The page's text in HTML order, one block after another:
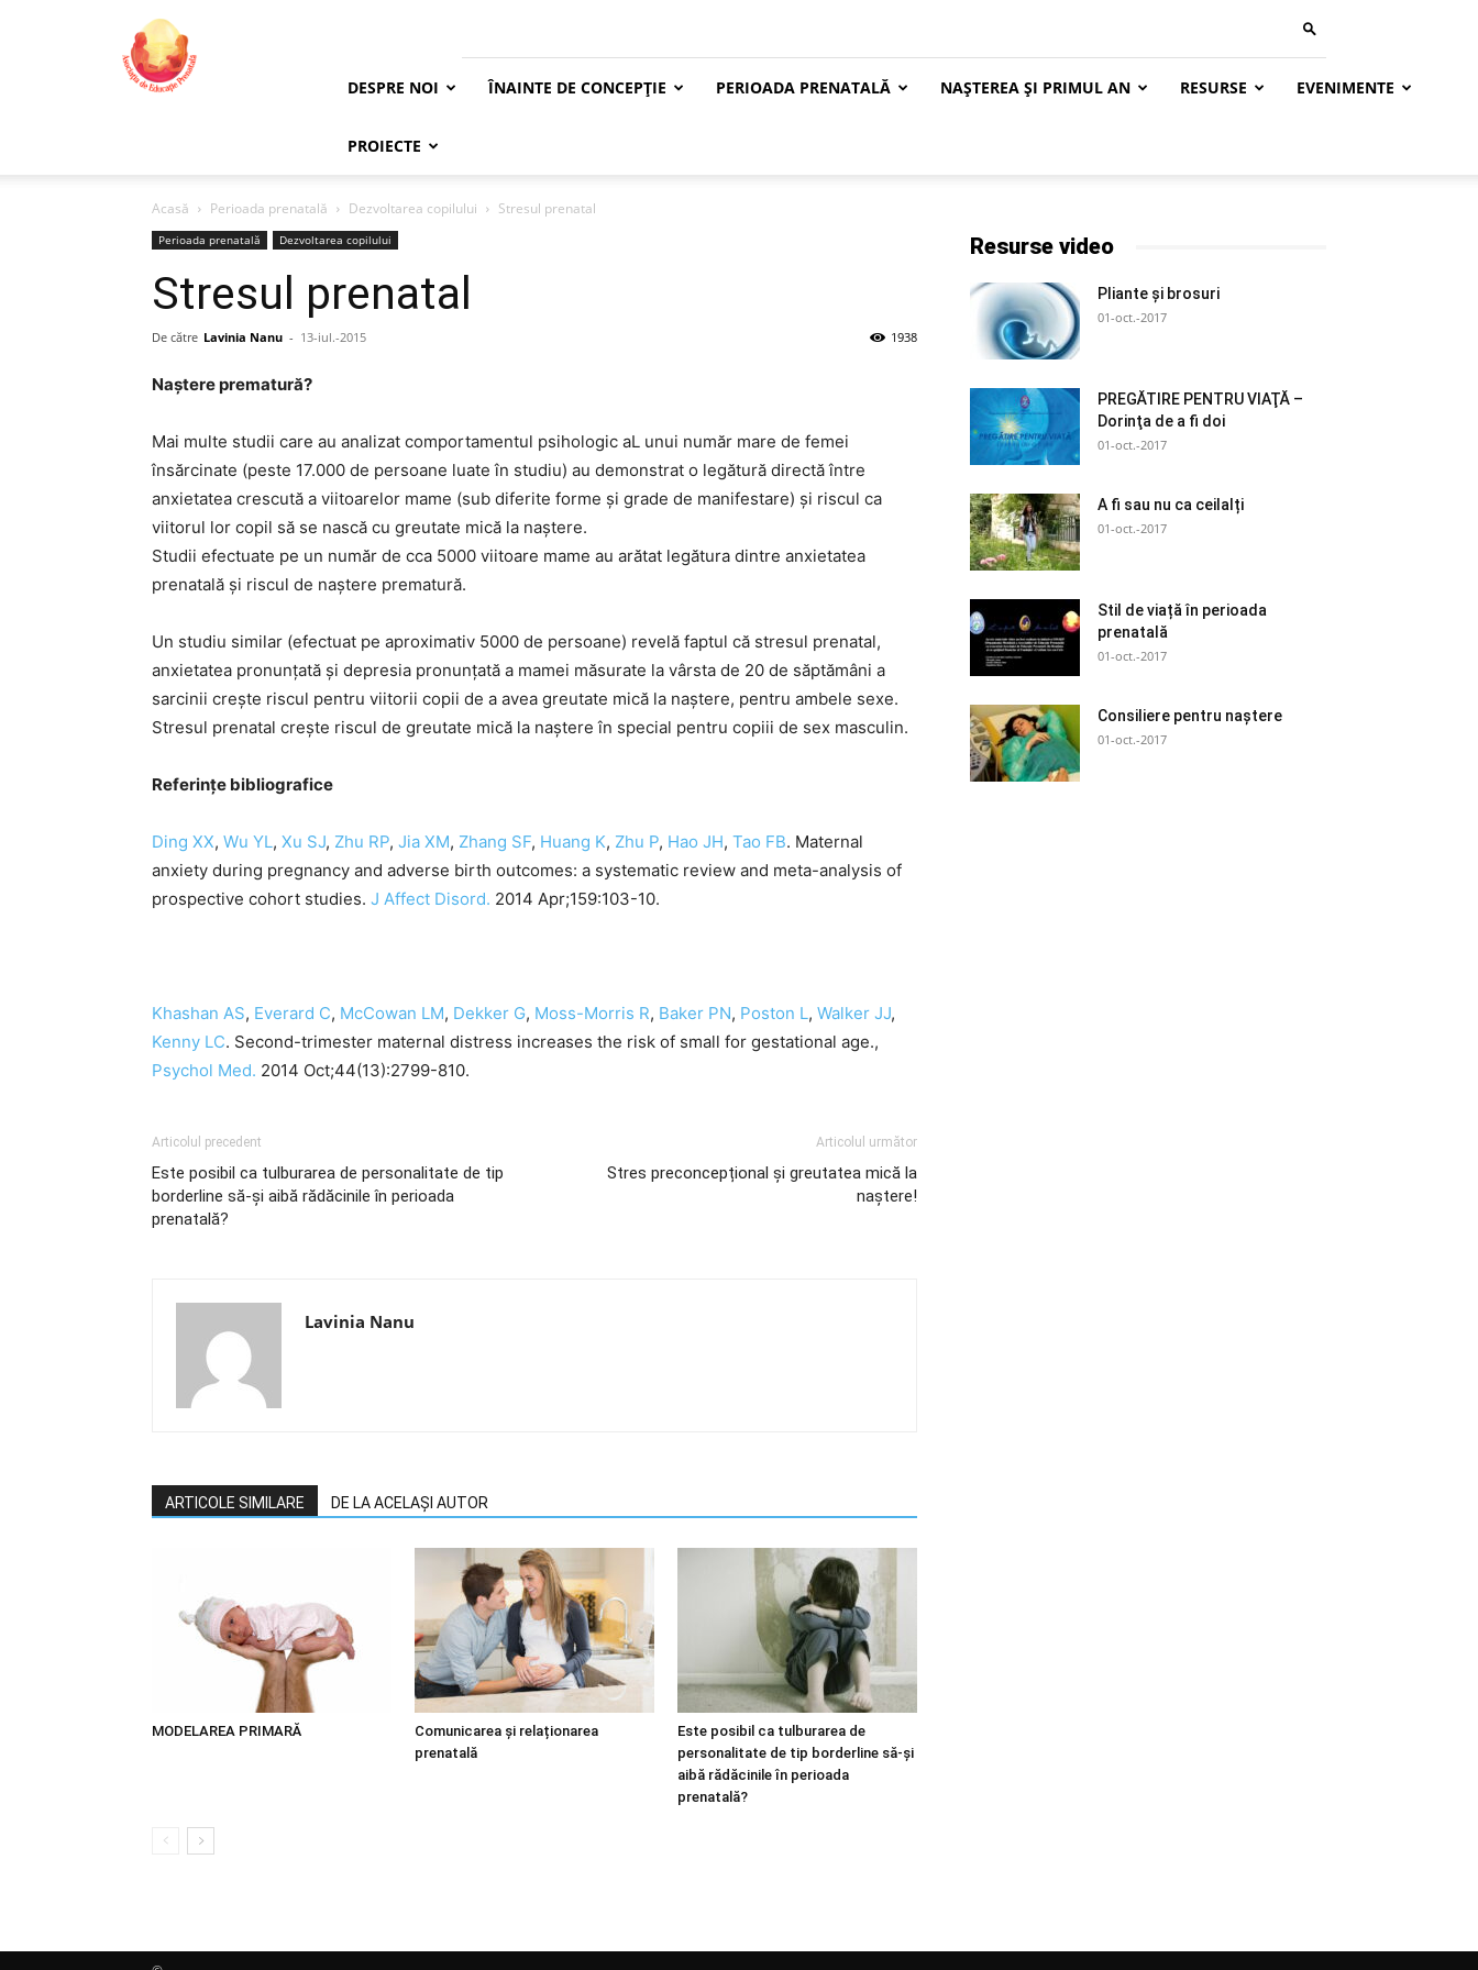
DESPRE NOI ÎNAINTE DE CONCEPȚIE PERIOADA PRENATALĂ NAȘTEREA ȘI PRIMUL AN RESURSE EVENIMENTE
PROIECTE
Acasă Perioada prenatală Dezvoltarea copilului Stresul prenatal
Perioada prenatală Dezvoltarea copilului
Stresul prenatal
De către Lavinia Nanu - 13-iul.-2015 1938
Naștere prematură?
Mai multe studii care au analizat comportamentul psihologic aL unui număr mare de femei
însărcinate (peste 17.000 de persoane luate în studiu) au demonstrat o legătură directă între
anxietatea crescută a viitoarelor mame (sub diferite forme și grade de manifestare) și riscul ca
viitorul lor copil să se nască cu greutate mică la naștere.
Studii efectuate pe un număr de cca 5000 viitoare mame au arătat legătura dintre anxietatea
prenatală și riscul de naștere prematură.
Un studiu similar (efectuat pe aproximativ 5000 de persoane) revelă faptul că stresul prenatal,
anxietatea pronunțată și depresia pronunțată a mamei măsurate la vârsta de 20 de săptămâni a
sarcinii crește riscul pentru viitorii copii de a avea greutate mică la naștere, pentru ambele sexe.
Stresul prenatal crește riscul de greutate mică la naștere în special pentru copiii de sex masculin.
Referințe bibliografice
Ding XX, Wu YL, Xu SJ, Zhu RP, Jia XM, Zhang SF, Huang K, Zhu P, Hao JH, Tao FB. Maternal
anxiety during pregnancy and adverse birth outcomes: a systematic review and meta-analysis of
prospective cohort studies. J Affect Disord. 2014 Apr;159:103-10.
Khashan AS, Everard C, McCowan LM, Dekker G, Moss-Morris R, Baker PN, Poston L, Walker JJ,
Kenny LC. Second-trimester maternal distress increases the risk of small for gestational age.,
Psychol Med. 2014 Oct;44(13):2799-810.
Articolul precedent
Este posibil ca tulburarea de personalitate de tip
borderline să-și aibă rădăcinile în perioada
prenatală?
Articolul următor
Stres preconcepțional și greutatea mică la
naștere!
Lavinia Nanu
ARTICOLE SIMILARE DE LA ACELAȘI AUTOR
MODELAREA PRIMARĂ
Comunicarea și relaționarea
prenatală
Este posibil ca tulburarea de
personalitate de tip borderline să-și
aibă rădăcinile în perioada
prenatală?
Resurse video
Pliante și brosuri
01-oct.-2017
PREGĂTIRE PENTRU VIAŢĂ –
Dorinţa de a fi doi
01-oct.-2017
A fi sau nu ca ceilalți
01-oct.-2017
Stil de viață în perioada
prenatală
01-oct.-2017
Consiliere pentru naștere
01-oct.-2017